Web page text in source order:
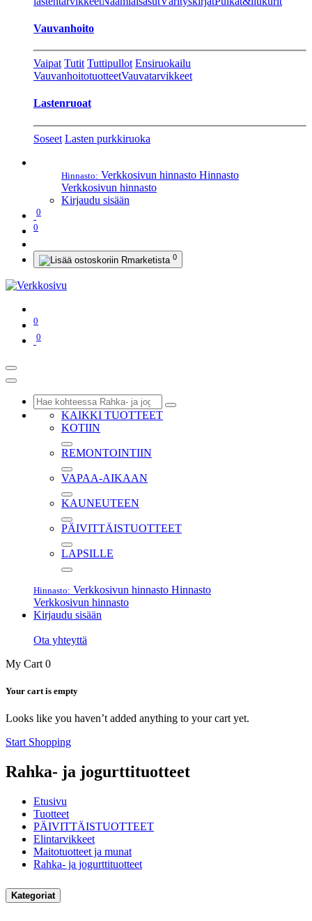
Vauvanhoito
Vaipat Tutit Tuttipullot Ensiruokailu
VauvanhoitotuotteetVauvatarvikkeet
Lastenruoat
Soseet Lasten purkkiruoka
Hinnasto: Verkkosivun hinnasto Hinnasto
Verkkosivun hinnasto
Kirjaudu sisään
0
0
0
0
0
KAIKKI TUOTTEET
KOTIIN
REMONTOINTIIN
VAPAA-AIKAAN
KAUNEUTEEN
PÄIVITTÄISTUOTTEET
LAPSILLE
Hinnasto: Verkkosivun hinnasto Hinnasto
Verkkosivun hinnasto
Kirjaudu sisään
Ota yhteyttä
My Cart 0
Your cart is empty
Looks like you haven’t added anything to your cart yet.
Start Shopping
Rahka- ja jogurttituotteet
Etusivu
Tuotteet
PÄIVITTÄISTUOTTEET
Elintarvikkeet
Maitotuotteet ja munat
Rahka- ja jogurttituotteet
Kategoriat